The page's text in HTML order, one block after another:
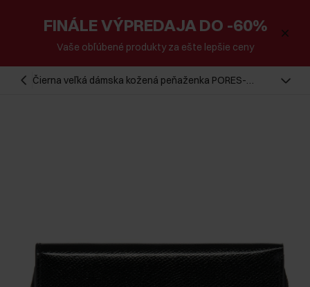
FINÁLE VÝPREDAJA DO -60%
Vaše obľúbené produkty za ešte lepšie ceny
Čierna veľká dámska kožená peňaženka PORES-